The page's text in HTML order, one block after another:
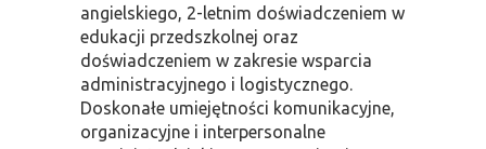
angielskiego, 2-letnim doświadczeniem w
edukacji przedszkolnej oraz
doświadczeniem w zakresie wsparcia
administracyjnego i logistycznego.
Doskonałe umiejętności komunikacyjne,
organizacyjne i interpersonalne